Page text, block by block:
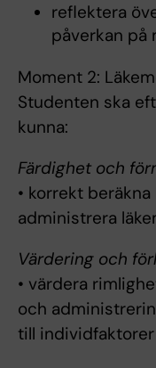
reflektera
påverkan
Moment 2:
Studenten ska
kunna:
Färdighet och
• korrekt
administrera
Värdering och
• värdera
och
till individfaktorer